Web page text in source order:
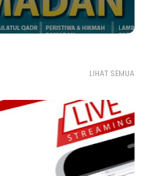
LIHAT SEMUA